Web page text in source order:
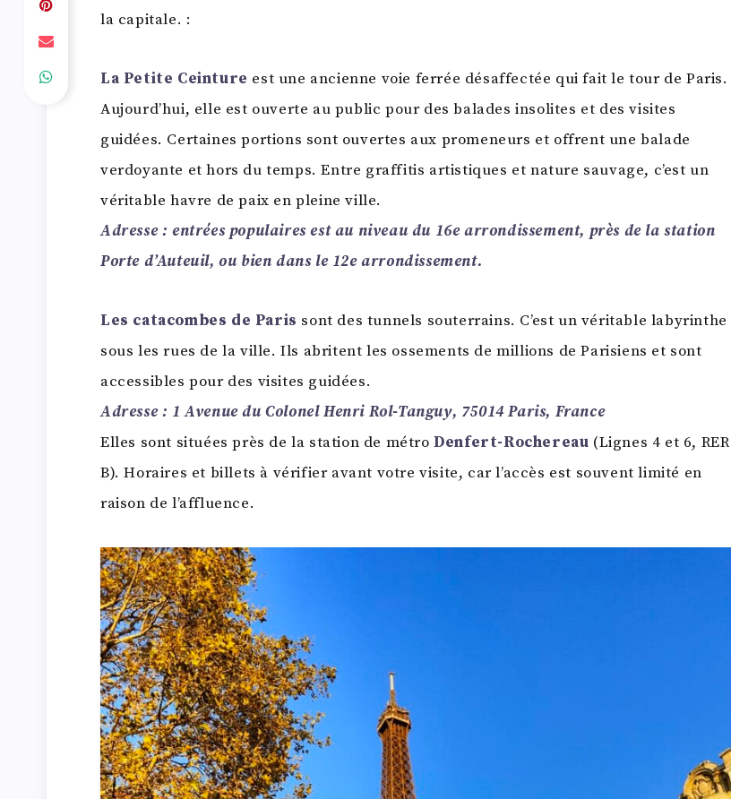
la capitale. :
La Petite Ceinture est une ancienne voie ferrée désaffectée qui fait le tour de Paris.
Aujourd’hui, elle est ouverte au public pour des balades insolites et des visites
guidées. Certaines portions sont ouvertes aux promeneurs et offrent une balade
verdoyante et hors du temps. Entre graffitis artistiques et nature sauvage, c’est un
véritable havre de paix en pleine ville.
Adresse : entrées populaires est au niveau du 16e arrondissement, près de la station
Porte d’Auteuil, ou bien dans le 12e arrondissement.
Les catacombes de Paris sont des tunnels souterrains. C’est un véritable labyrinthe
sous les rues de la ville. Ils abritent les ossements de millions de Parisiens et sont
accessibles pour des visites guidées.
Adresse : 1 Avenue du Colonel Henri Rol-Tanguy, 75014 Paris, France
Elles sont situées près de la station de métroDenfert-Rochereau (Lignes 4 et 6, RER
B). Horaires et billets à vérifier avant votre visite, car l’accès est souvent limité en
raison de l’affluence.